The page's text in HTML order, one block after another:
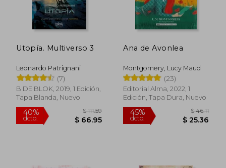
Utopía. Multiverso 3
Leonardo Patrignani
(7)
B DE BLOK, 2019, 1 Edición,
Tapa Blanda, Nuevo
Ana de Avonlea
Montgomery, Lucy Maud
(23)
Editorial Alma, 2022, 1
Edición, Tapa Dura, Nuevo